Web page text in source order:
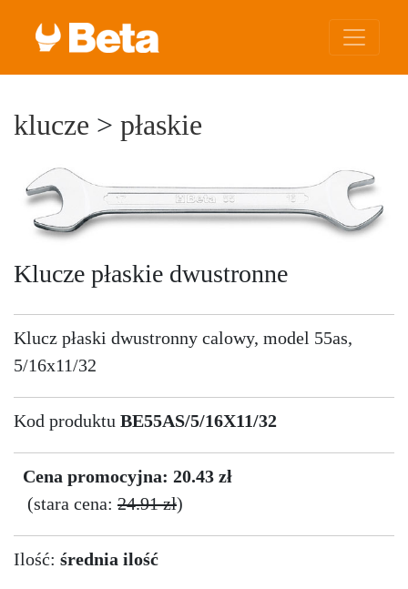
klucze > płaskie
Klucze płaskie dwustronne
Klucz płaski dwustronny calowy, model 55as,
5/16x11/32
Kod produktu BE55AS/5/16X11/32
Cena promocyjna: 20.43 zł
(stara cena: 24.91 zł)
Ilość: średnia ilość